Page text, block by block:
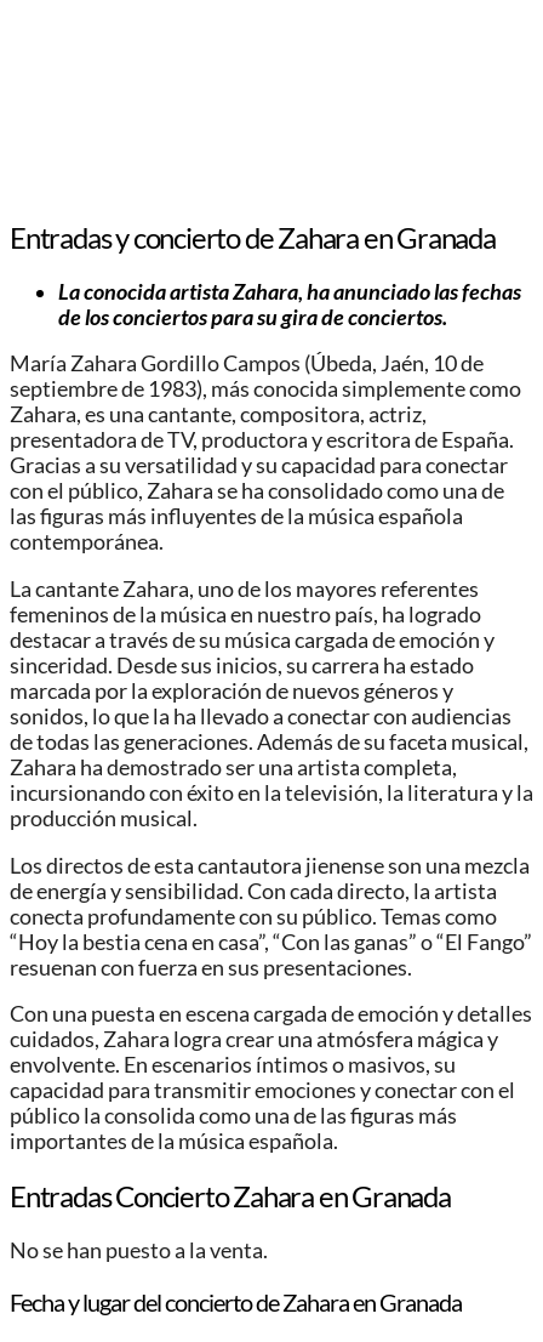
Entradas y concierto de Zahara en Granada
La conocida artista Zahara, ha anunciado las fechas
de los conciertos para su gira de conciertos.
María Zahara Gordillo Campos (Úbeda, Jaén, 10 de
septiembre de 1983), más conocida simplemente como
Zahara, es una cantante, compositora, actriz,
presentadora de TV, productora y escritora de España.
Gracias a su versatilidad y su capacidad para conectar
con el público, Zahara se ha consolidado como una de
las figuras más influyentes de la música española
contemporánea.
La cantante Zahara, uno de los mayores referentes
femeninos de la música en nuestro país, ha logrado
destacar a través de su música cargada de emoción y
sinceridad. Desde sus inicios, su carrera ha estado
marcada por la exploración de nuevos géneros y
sonidos, lo que la ha llevado a conectar con audiencias
de todas las generaciones. Además de su faceta musical,
Zahara ha demostrado ser una artista completa,
incursionando con éxito en la televisión, la literatura y la
producción musical.
Los directos de esta cantautora jienense son una mezcla
de energía y sensibilidad. Con cada directo, la artista
conecta profundamente con su público. Temas como
“Hoy la bestia cena en casa”, “Con las ganas” o “El Fango”
resuenan con fuerza en sus presentaciones.
Con una puesta en escena cargada de emoción y detalles
cuidados, Zahara logra crear una atmósfera mágica y
envolvente. En escenarios íntimos o masivos, su
capacidad para transmitir emociones y conectar con el
público la consolida como una de las figuras más
importantes de la música española.
Entradas Concierto Zahara en Granada
No se han puesto a la venta.
Fecha y lugar del concierto de Zahara en Granada